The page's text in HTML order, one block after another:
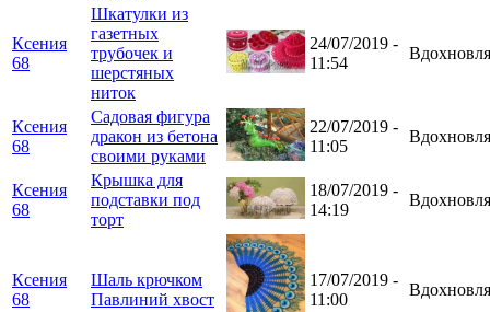
Ксения
68
Шкатулки из
газетных
трубочек и
шерстяных
ниток
24/07/2019 -
11:54
Ксения
68
Садовая фигура
дракон из бетона
своими руками
22/07/2019 -
11:05
Ксения
68
Крышка для
подставки под
торт
18/07/2019 -
14:19
Ксения
68
Шаль крючком
Павлиний хвост
17/07/2019 -
11:00